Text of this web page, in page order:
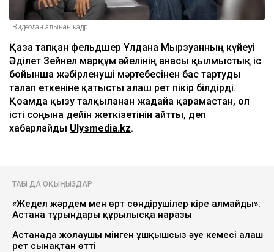
Видеодан алынған кадр
Қаза тапқан фельдшер Ұлдана Мырзуанның күйеуі
Әділет Зейнел марқұм әйелінің анасы қылмыстық іс
бойынша жәбірленуші мәртебесінен бас тартуды
талап еткеніне қатысты алғаш рет пікір білдірді.
Қоғамда қызу талқыланған жағдайға қарамастан, ол
істі соңына дейін жеткізетінін айтты, деп
хабарлайды Ulysmedia.kz.
ТАҒЫ ДА ОҚЫҢЫЗДАР
«Жедел жәрдем мен өрт сөндірушілер кіре алмайды»:
Астана тұрғындары құрылысқа наразы
Астанада жолаушы мінген ұшқышсыз әуе кемесі алғаш
рет сынақтан өтті